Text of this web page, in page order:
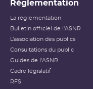
Réglementation
La réglementation
Bulletin officiel de l'ASNR
L’association des publics
Consultations du public
Guides de l'ASNR
Cadre législatif
RFS